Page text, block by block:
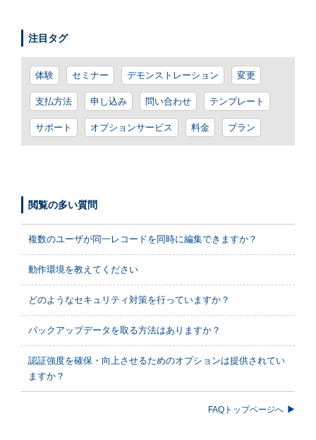
注目タグ
体験 セミナー デモンストレーション 変更
支払方法 申し込み 問い合わせ テンプレート
サポート オプションサービス 料金 プラン
閲覧の多い質問
複数のユーザが同一レコードを同時に編集できますか？
動作環境を教えてください
どのようなセキュリティ対策を行っていますか？
バックアップデータを取る方法はありますか？
認証強度を確保・向上させるためのオプションは提供されてい
ますか？
FAQトップページへ